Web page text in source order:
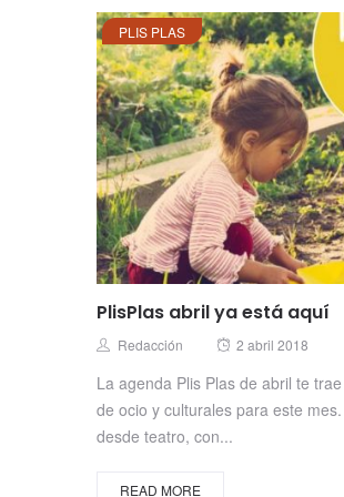
PLIS PLAS
PlisPlas abril ya está aquí
Author
Redacción
Posted
2 abril 2018
La agenda Plis Plas de abril te
de ocio y culturales para este
desde teatro, con...
READ MORE